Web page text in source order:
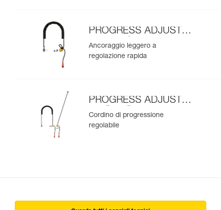
PROGRESS ADJUST-I
ancoraggio
Ancoraggio leggero a
regolazione rapida
PROGRESS ADJUST-I
cordino di
posizionamento
Cordino di progressione
regolabile